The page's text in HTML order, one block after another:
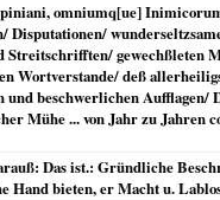
omniumq[ue]
Disputationen/
Streitschrifften/ gewechßleten
Wortverstande/ deß
und beschwerlichen Aufflagen/
Mühe ... von Jahr zu Jahren
Das ist.: Gründliche
Hand bieten, er Macht u.